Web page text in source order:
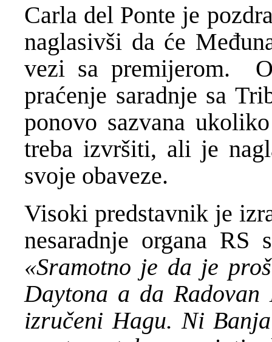
Carla del Ponte je
naglasivši da će
vezi sa premijerom.
praćenje saradnje sa
ponovo sazvana
treba izvršiti, ali je
svoje obaveze.
Visoki predstavnik je
nesaradnje organa RS
«Sramotno je da je
Daytona a da
izručeni Hagu. Ni